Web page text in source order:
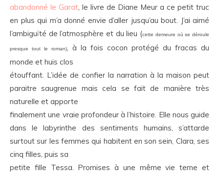
abandonné le Garat, le livre de Diane Meur a ce petit truc
en plus qui m’a donné envie d’aller jusqu’au bout. J’ai aimé
l’ambiguïté de l’atmosphère et du lieu (cette demeure où se déroule
presque tout le roman), à la fois cocon protégé du fracas du
monde et huis clos
étouffant. L’idée de confier la narration à la maison peut
paraitre saugrenue mais cela se fait de manière très
naturelle et apporte
finalement une vraie profondeur à l’histoire. Elle nous guide
dans le labyrinthe des sentiments humains, s’attarde
surtout sur les femmes qui habitent en son sein, Clara, ses
cinq filles, puis sa
petite fille Tessa. Promises à une même vie terne et